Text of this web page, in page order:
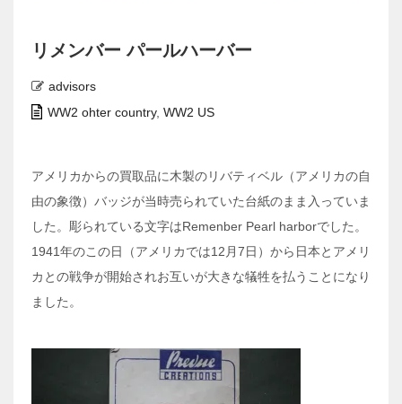
リメンバー パールハーバー
advisors
WW2 ohter country, WW2 US
アメリカからの買取品に木製のリバティベル（アメリカの自
由の象徴）バッジが当時売られていた台紙のまま入っていま
した。彫られている文字はRemenber Pearl harborでした。
1941年のこの日（アメリカでは12月7日）から日本とアメリ
カとの戦争が開始されお互いが大きな犠牲を払うことになり
ました。